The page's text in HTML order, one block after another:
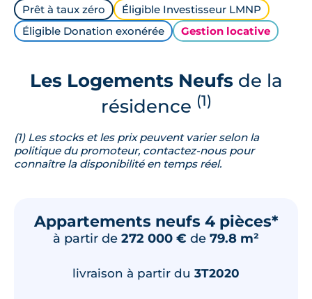
Prêt à taux zéro
Éligible Investisseur LMNP
Éligible Donation exonérée
Gestion locative
Les Logements Neufsde la
résidence (1)
(1) Les stocks et les prix peuvent varier selon la
politique du promoteur, contactez-nous pour
connaître la disponibilité en temps réel.
Appartements neufs 4 pièces*
à partir de 272 000 € de 79.8 m²
livraison à partir du 3T2020